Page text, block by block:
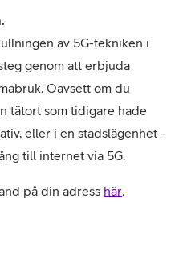
av 5G-tekniken i
genom att erbjuda
Oavsett om du
tätort som tidigare hade
eller i en stadslägenhet -
till internet via 5G.
på din adress här